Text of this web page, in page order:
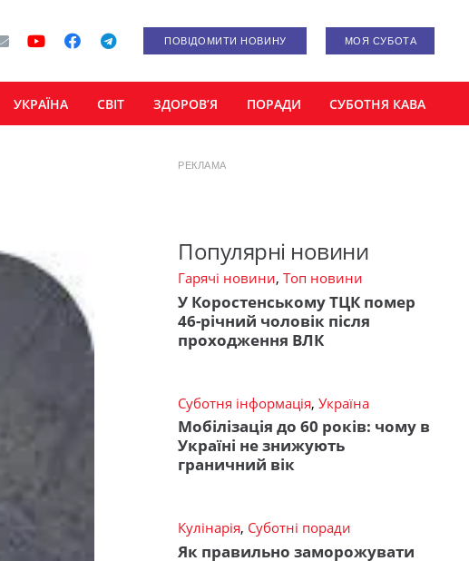
ПОВІДОМИТИ НОВИНУ МОЯ СУБОТА
УКРАЇНА СВІТ ЗДОРОВ’Я ПОРАДИ СУБОТНЯ КАВА
РЕКЛАМА
Популярні новини
Гарячі новини, Топ новини
У Коростенському ТЦК помер
46-річний чоловік після
проходження ВЛК
Суботня інформація, Україна
Мобілізація до 60 років: чому в
Україні не знижують
граничний вік
Кулінарія, Суботні поради
Як правильно заморожувати